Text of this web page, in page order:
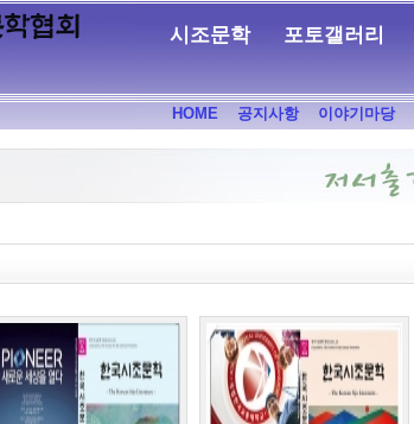
시조문학 포토갤러리
HOME 공지사항 이야기마당